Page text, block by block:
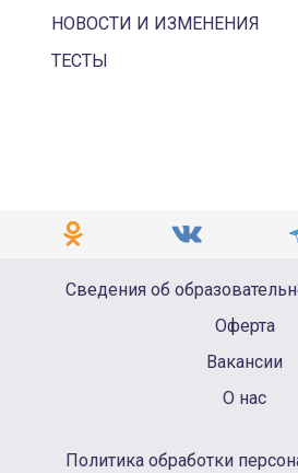
НОВОСТИ И ИЗМЕНЕНИЯ
ТЕСТЫ
Сведения об
Оферта
Вакансии
О нас
Политика обработки